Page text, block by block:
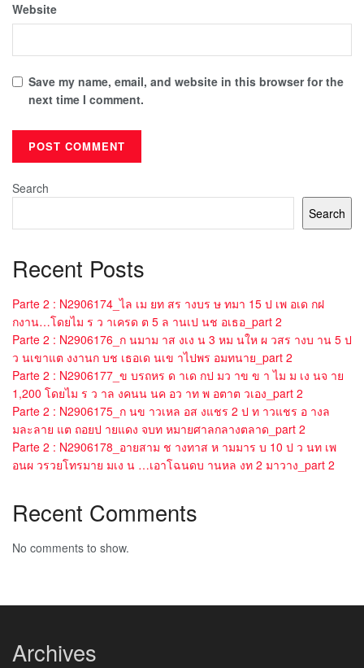
Website
Save my name, email, and website in this browser for the
next time I comment.
Search
Search
Recent Posts
Parte 2 : N2906174_ไล เม ยท สร างบร ษ ทมา 15 ป เพ อเด กฝ
กงาน…โดยไม ร ว าเครด ต 5 ล านเป นช อเธอ_part 2
Parte 2 : N2906176_ก นมาม าส งเง น 3 หม นให ผ วสร างบ าน 5 ป
ว นเขาแต งงานก บช เธอเด นเข าไปพร อมทนาย_part 2
Parte 2 : N2906177_ข บรถหร ด าเด กป มว าข ข า ไม ม เง นจ าย
1,200 โดยไม ร ว าล งคนน นค อว าท พ อตาต วเอง_part 2
Parte 2 : N2906175_ก นข าวเหล อส งแชร 2 ป ท าวแชร อ างล
มละลาย แต ถอยป ายแดง จบท หมายศาลกลางตลาด_part 2
Parte 2 : N2906178_อายสาม ช างทาส ห ามมาร บ 10 ป ว นท เพ
อนผ วรวยโทรมาย มเง น …เอาโฉนดบ านหล งท 2 มาวาง_part 2
Recent Comments
No comments to show.
Archives